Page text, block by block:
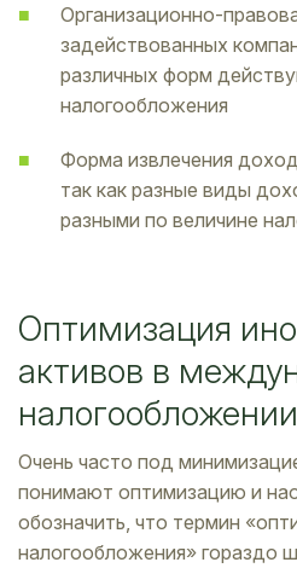
Организационно-
задействованных
различных форм
налогообложения
Форма извлечения
так как разные виды
разными по величине
Оптимизация
активов в
налогообложении
Очень часто под
понимают оптимизацию и
обозначить, что термин
налогообложения» гораздо